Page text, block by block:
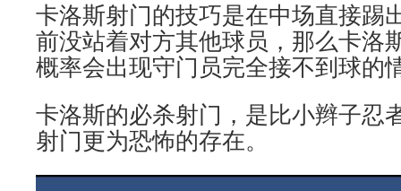
卡洛斯射门的技巧是在中场直接踢
前没站着对方其他球员，那么卡洛
概率会出现守门员完全接不到球的
卡洛斯的必杀射门，是比小辫子忍
射门更为恐怖的存在。